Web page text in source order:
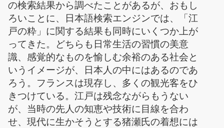
(CC BY-NC-SA
4.0) Sens-Public,
2010
Accéder
à la
version
PDF
の検索結果から調べたことがあるが、おもし
ろいことに、日本語検索エンジンでは、「江
戸の粋」に関する結果も同時にいくつか上が
ってきた。どちらも日常生活の習慣の美意
識、感覚的なものを愉しむ余裕のある社会と
いうイメージが、日本人の中にはあるのであ
ろう。フランスは現存し、多くの観光客をひ
きつけている。江戸は残念ながらもうない
が、当時の先人の知恵や技術に目線を合わ
せ、現代に生かそうとする猪瀬氏の着想には